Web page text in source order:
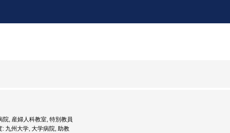
, 産婦人科教室, 特別教員
九州大学, 大学病院, 助教